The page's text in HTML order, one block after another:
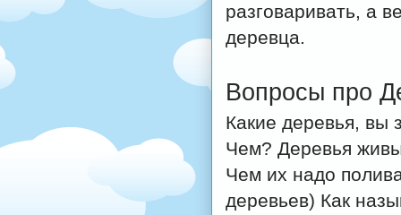
разговаривать, а
деревца.
Вопросы про
Какие деревья, вы
Чем? Деревья
Чем их надо
деревьев) Как